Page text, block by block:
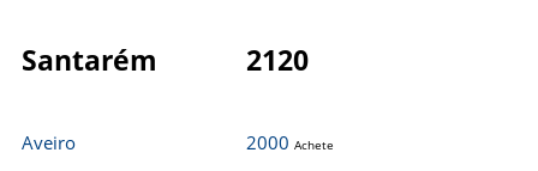
Santarém 2120
Aveiro
2000 Achete